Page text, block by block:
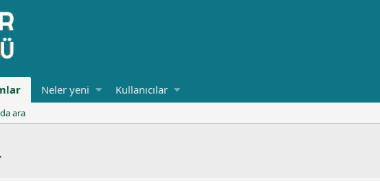
Neler yeni Kullanıcılar
ara